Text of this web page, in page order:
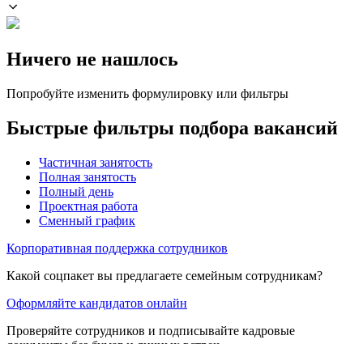
Ничего не нашлось
Попробуйте изменить формулировку или фильтры
Быстрые фильтры подбора вакансий
Частичная занятость
Полная занятость
Полный день
Проектная работа
Сменный график
Корпоративная поддержка сотрудников
Какой соцпакет вы предлагаете семейным сотрудникам?
Оформляйте кандидатов онлайн
Проверяйте сотрудников и подписывайте кадровые